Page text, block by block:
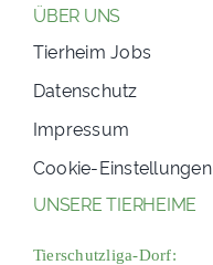
ÜBER UNS
Tierheim Jobs
Datenschutz
Impressum
Cookie-Einstellungen
UNSERE TIERHEIME
Tierschutzliga-Dorf: